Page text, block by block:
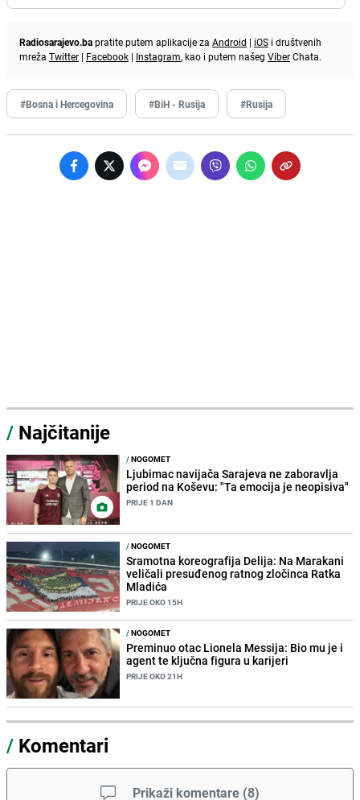
Radiosarajevo.bapratite putem aplikacije za Android | iOS i društvenih
mreža Twitter | Facebook | Instagram, kao i putem našeg ViberChata.
#Bosna i Hercegovina #BiH - Rusija #Rusija
/ Najčitanije
/NOGOMET
Ljubimac navijača Sarajeva ne zaboravlja
period na Koševu: "Ta emocija je neopisiva"
PRIJE 1 DAN
/NOGOMET
Sramotna koreografija Delija: Na Marakani
veličali presuđenog ratnog zločinca Ratka
Mladića
PRIJE OKO 15H
/NOGOMET
Preminuo otac Lionela Messija: Bio mu je i
agent te ključna figura u karijeri
PRIJE OKO 21H
/ Komentari
Prikaži komentare (8)